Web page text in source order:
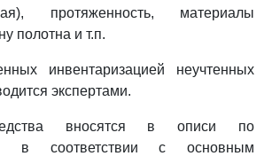
протяженность, материалы
полотна и т.п.
инвентаризацией неучтенных
экспертами.
вносятся в описи по
в соответствии с основным